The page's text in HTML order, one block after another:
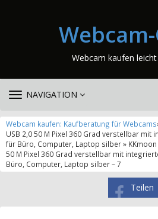
Webcam kaufen
TOGGLE
NAVIGATION
Webcam kaufen: Kaufberatung für Webcams
USB 2,0 50 M Pixel 360 Grad verstellbar mit
für Büro, Computer, Laptop silber » KKmoon
50 M Pixel 360 Grad verstellbar mit
Büro, Computer, Laptop silber – 7
Teilen